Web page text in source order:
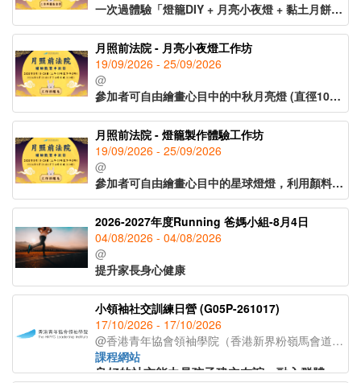
一次過體驗「燈籠DIY + 月亮小夜燈 + 黏土月餅」3個工作坊！
全時段開放入場
付費工作坊使用安排：
1. 適用範圍：付費工作坊採自由開放時間安排。
2. 時段安排：活動無固定時段分配，無需預約特定時段，請於開放時間內依現場指引參與。
3. 報到方式：已購買工作坊門票者，可於9月19日至9月20日，11:00 - 17:00及9月25日，15:00 - 21:00期間到前台報到，並依現場安排進行工作坊。
4. 入場及等候安排：完成報到後，當值職員將指示至指定地點參與活動；如遇人流過多，需稍作等候，敬請見諒。
5. 開放時間限制及退款：如未能於9月19日至9月20日，11:00 - 17:00及9月25日，15:00 - 21:00期間內使用，恕不接受退款，相關門票費用將視為已棄權。
月照前法院 - 月亮小夜燈工作坊
19/09/2026 - 25/09/2026
@
參加者可自由繪畫心目中的中秋月亮燈 (直徑10cm)，利用顏料及畫具創作個人化圖案。（20分鐘體驗)
全時段開放入場
付費工作坊使用安排：
1. 適用範圍：付費工作坊採自由開放時間安排。
2. 時段安排：活動無固定時段分配，無需預約特定時段，請於開放時間內依現場指引參與。
3. 報到方式：已購買工作坊門票者，可於9月19日至9月20日，11:00 - 17:00及9月25日，15:00 - 21:00期間到前台報到，並依現場安排進行工作坊。
4. 入場及等候安排：完成報到後，當值職員將指示至指定地點參與活動；如遇人流過多，需稍作等候，敬請見諒。
5. 開放時間限制及退款：如未能於9月19日至9月20日，11:00 - 17:00及9月25日，15:00 - 21:00期間內使用，恕不接受退款，相關門票費用將視為已棄權。
月照前法院 - 燈籠製作體驗工作坊
19/09/2026 - 25/09/2026
@
參加者可自由繪畫心目中的星球燈燈，利用顏料及畫具創作個人化圖案，或者親手製作兔子手提燈籠，以簡易拼裝方式完成。（20分鐘體驗)
全時段開放入場
付費工作坊使用安排：
1. 適用範圍：付費工作坊採自由開放時間安排。
2. 時段安排：活動無固定時段分配，無需預約特定時段，請於開放時間內依現場指引參與。
3. 報到方式：已購買工作坊門票者，可於9月19日至9月20日，11:00 - 17:00及9月25日，15:00 - 21:00期間到前台報到，並依現場安排進行工作坊。
4. 入場及等候安排：完成報到後，當值職員將指示至指定地點參與活動；如遇人流過多，需稍作等候，敬請見諒。
5. 開放時間限制及退款：如未能於9月19日至9月20日，11:00 - 17:00及9月25日，15:00 - 21:00期間內使用，恕不接受退款，相關門票費用將視為已棄權。
2026-2027年度Running 爸媽小組-8月4日
04/08/2026 - 04/08/2026
@
提升家長身心健康
小領袖社交訓練日營 (G05P-261017)
17/10/2026 - 17/10/2026
@香港青年協會領袖學院（香港新界粉嶺馬會道302號 ）
課程網站
良好的社交能力是孩子建立友誼、融入群體及健康成長的重要基礎。本日營專為小學生而設，透過輕鬆有趣的互動活動，幫助孩子學習與人建立友誼、表達自己，並享受與同伴合作的樂趣。